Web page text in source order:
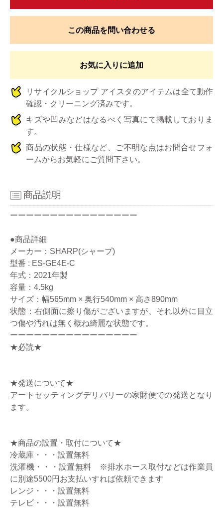
この商品を問い合わせる
お気に入りに追加
リサイクルショップ アイスタのアイテムは全て動作
確認・クリーニング済みです。
キズや凹みなどはなるべく写真にて掲載しておりま
す。
商品の状態・仕様など、ご不明な点はお問合せフォ
ームからお気軽にご質問下さい。
商品説明
ーーーーーーーーーーーーーーーー
●商品詳細
メーカー：SHARP(シャープ)
型番 : ES-GE4E-C
年式：2021年製
容量：4.5kg
サイズ：幅565mm × 奥行540mm × 高さ890mm
状態：右側面に擦り傷がございますが、それ以外に目立
つ傷や汚れは無く概ね綺麗な状態です。
ーーーーーーーーーーーーーーーー
★必読★
★発送について★
アートセッティングデリバリーの家財便での発送となり
ます。
★商品の設置・取付について★
冷蔵庫・・・設置無料
洗濯機・・・設置無料 ※排水ホース取付などは作業員
に別途5500円お支払いすれば依頼できます
レンジ・・・設置無料
テレビ・・・設置無料